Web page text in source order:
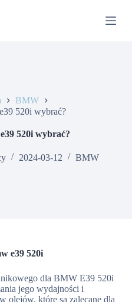
BMW
520i wybrać?
520i wybrać?
2024-03-12 BMW
e39 520i
dla BMW E39 520i
jego wydajności i
olejów, które są zalecane dla